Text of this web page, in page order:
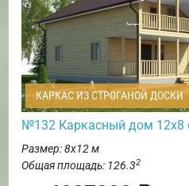
КАРКАС ИЗ СТРОГАНОЙ ДОСКИ
№132 Каркасный дом 12х8
Размер: 8х12 м
Общая площадь: 126.32